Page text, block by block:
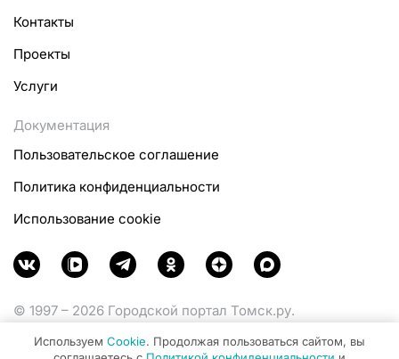
Контакты
Проекты
Услуги
Документация
Пользовательское соглашение
Политика конфиденциальности
Использование cookie
© 1997 – 2026 Городской портал Томск.ру.
Министерства цифрового развития, связи и массовых
Используем Cookie. Продолжая пользоваться сайтом, вы